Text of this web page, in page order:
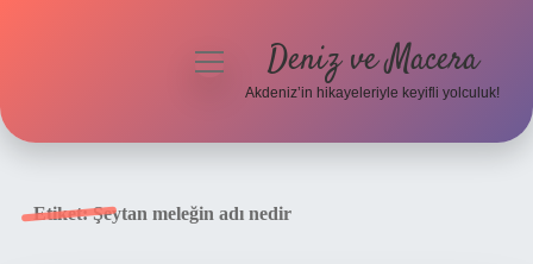
menüyü Deniz ve Macera
Akdeniz’in hikayeleriyle keyifli yolculuk!
Etiket:Şeytan meleğin adı nedir